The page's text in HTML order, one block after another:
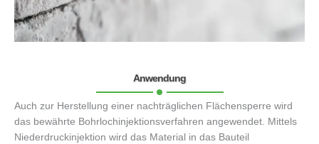
Anwendung
Auch zur Herstellung einer nachträglichen Flächensperre wird
das bewährte Bohrlochinjektionsverfahren angewendet. Mittels
Niederdruckinjektion wird das Material in das Bauteil